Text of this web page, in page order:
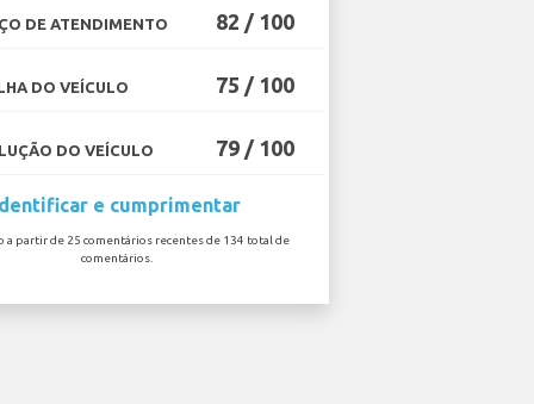
DE ATENDIMENTO 82 / 100
DO VEÍCULO 75 / 100
DO VEÍCULO 79 / 100
e cumprimentar
a partir de 25 comentários recentes de 134 total de
comentários.